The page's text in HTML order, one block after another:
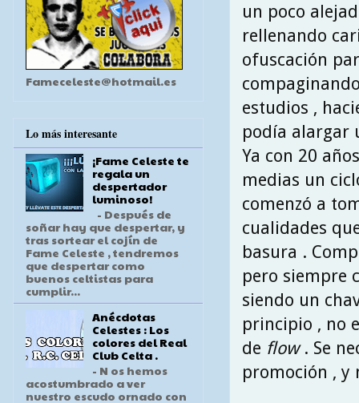
un poco
rellenando
ofuscación
estudios ,
podía alargar
Ya con 20
medias un
comenzó a
cualidades
basura .
pero siempre
siendo un
principio , no
de flow. Se
promoción , y
Fameceleste@hotmail.es
Lo más interesante
¡Fame Celeste te
regala un
despertador
luminoso!
- Después de
soñar hay que despertar, y
tras sortear el cojín de
Fame Celeste , tendremos
que despertar como
buenos celtistas para
cumplir...
Anécdotas
Celestes : Los
colores del Real
Club Celta .
- N os hemos
acostumbrado a ver
nuestro escudo ornado con